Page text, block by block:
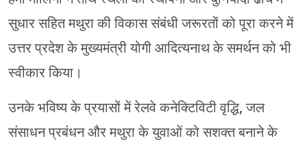
सुधार सहित मथुरा की विकास संबंधी जरूरतों को पूरा करने में
उत्तर प्रदेश के मुख्यमंत्री योगी आदित्यनाथ के समर्थन को भी
स्वीकार किया।
उनके भविष्य के प्रयासों में रेलवे कनेक्टिविटी वृद्धि, जल
संसाधन प्रबंधन और मथुरा के युवाओं को सशक्त बनाने के